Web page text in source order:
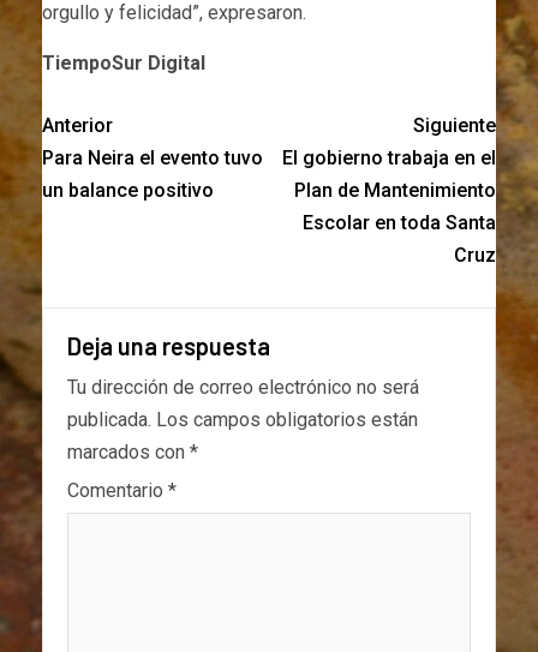
orgullo y felicidad”, expresaron.
TiempoSur Digital
Anterior
Para Neira el evento tuvo
un balance positivo
Siguiente
El gobierno trabaja en el
Plan de Mantenimiento
Escolar en toda Santa
Cruz
Deja una respuesta
Tu dirección de correo electrónico no será
publicada. Los campos obligatorios están
marcados con *
Comentario *